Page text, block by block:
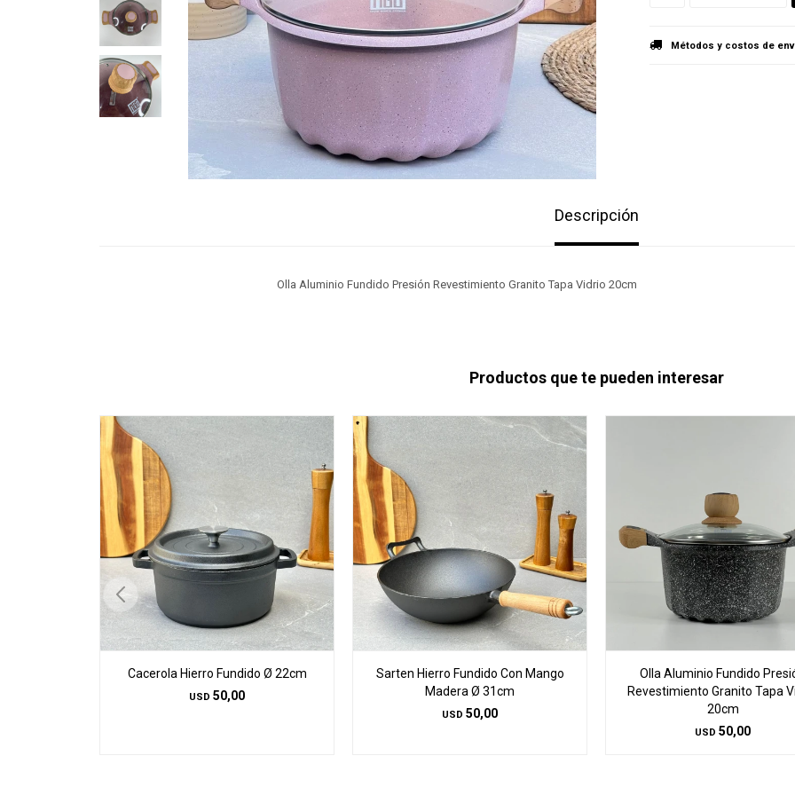
Métodos y costos de
Descripción
Olla Aluminio Fundido Presión Revestimiento Granito Tapa Vidrio 20cm
Productos que te pueden interesar
Cacerola Hierro Fundido Ø 22cm
USD 50,00
Sarten Hierro Fundido Con Mango
Madera Ø 31cm
USD 50,00
Olla Aluminio Fundido
Revestimiento Granito Tapa
20cm
USD 50,00